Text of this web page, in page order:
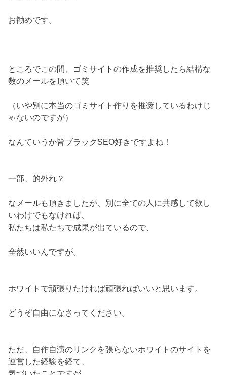
お勧めです。
ところでこの間、ゴミサイトの作成を推奨したら結構な
数のメールを頂いて笑
（いや別に本当のゴミサイト作りを推奨しているわけじ
ゃないのですが）
なんていうか皆ブラックSEO好きですよね！
一部、的外れ？
なメールも頂きましたが、別に全ての人に共感して欲し
いわけでもなければ、
私たちは私たちで成果が出ているので、
全然いいんですが。
ホワイトで頑張りたければ頑張ればいいと思います。
どうぞ自由になさってください。
ただ、自作自演のリンクを張らないホワイトのサイトを
運営した経験を経て、